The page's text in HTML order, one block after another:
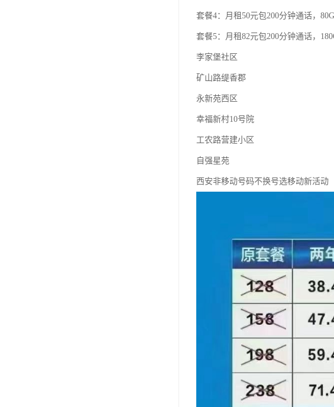
套餐4：月租50元包200分钟通话，
套餐5：月租82元包200分钟通话，
李家堡社区
矿山路缇香郡
永新苑西区
幸福新村10号院
工农路营建小区
自强星苑
西安非移动号码不换号选移动新活动